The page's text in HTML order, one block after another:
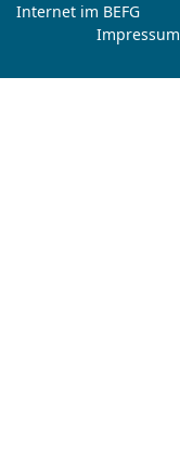
Internet im BEFG
Impressum